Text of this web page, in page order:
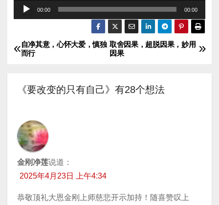
频
放
00:00 00:00
文
导
取舍因果，超脱因果，妙用
因果
自净其意，心怀大爱，慎独
而行
《要改变的只有自己》有28个想法
金刚净莲说道：
2025年4月23日 上午4:34
恭敬顶礼大恩金刚上师慈悲开示加持！随喜赞叹上